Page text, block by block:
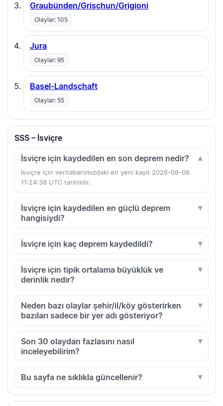
Graubünden/Grischun/Grigioni
Olaylar: 105
Jura
Olaylar: 95
Basel-Landschaft
Olaylar: 55
SSS – İsviçre
İsviçre için kaydedilen en son deprem nedir?
İsviçre için veritabanımızdaki en yeni kayıt 2026-08-08
11:24:38 UTC tarihlidir.
İsviçre için kaydedilen en güçlü deprem
hangisiydi?
İsviçre için kaç deprem kaydedildi?
İsviçre için tipik ortalama büyüklük ve
derinlik nedir?
Neden bazı olaylar şehir/il/köy gösterirken
bazıları sadece bir yer adı gösteriyor?
Son 30 olaydan fazlasını nasıl
inceleyebilirim?
Bu sayfa ne sıklıkla güncellenir?